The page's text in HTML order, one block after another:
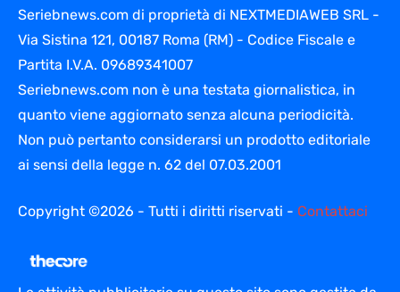
Seriebnews.com di proprietà di NEXTMEDIAWEB SRL -
Via Sistina 121, 00187 Roma (RM) - Codice Fiscale e
Partita I.V.A. 09689341007
Seriebnews.com non è una testata giornalistica, in
quanto viene aggiornato senza alcuna periodicità.
Non può pertanto considerarsi un prodotto editoriale
ai sensi della legge n. 62 del 07.03.2001
Copyright ©2026 - Tutti i diritti riservati - Contattaci